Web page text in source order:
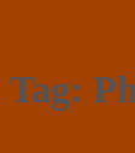
Tag: